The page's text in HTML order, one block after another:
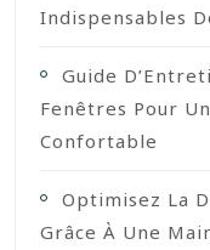
Indispensables
Guide
Fenêtres Pour
Confortable
Optimisez La
Grâce À Une